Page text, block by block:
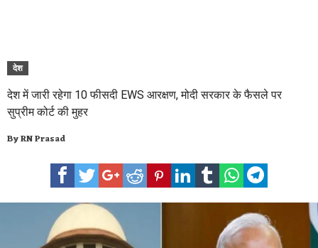
देश
देश में जारी रहेगा 10 फीसदी EWS आरक्षण, मोदी सरकार के फैसले पर
सुप्रीम कोर्ट की मुहर
ByRN Prasad